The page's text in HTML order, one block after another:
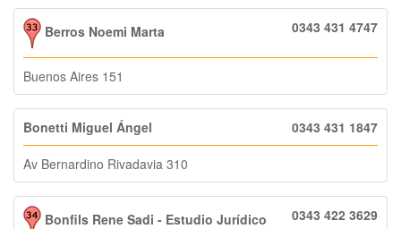
Berros Noemi Marta 0343 431 4747
Buenos Aires 151
Bonetti Miguel Ángel 0343 431 1847
Av Bernardino Rivadavia 310
Bonfils Rene Sadi - Estudio Jurídico 0343 422 3629